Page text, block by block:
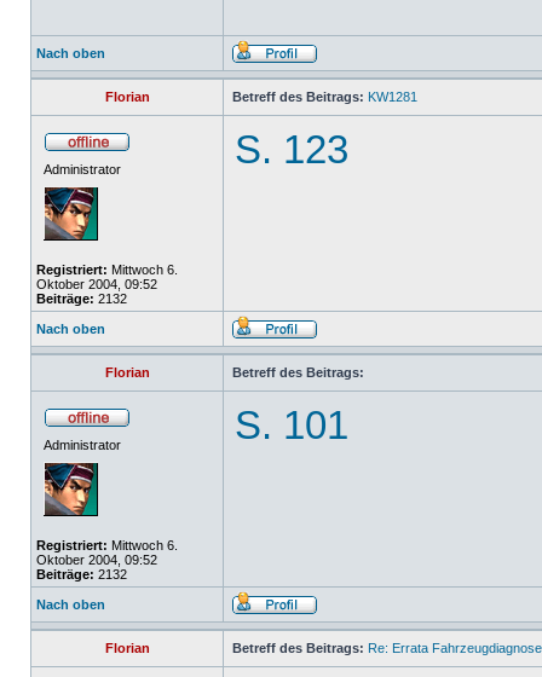
Nach oben
Florian Betreff des Beitrags: KW1281
Administrator
Registriert: Mittwoch 6.
Oktober 2004, 09:52
Beiträge: 2132
S. 123
Nach oben
Florian Betreff des Beitrags:
Administrator
Registriert: Mittwoch 6.
Oktober 2004, 09:52
Beiträge: 2132
S. 101
Nach oben
Florian Betreff des Beitrags: Re: Errata